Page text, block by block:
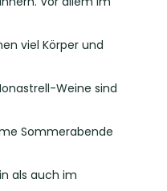
viel Körper und
Weine sind
Sommerabende
als auch im